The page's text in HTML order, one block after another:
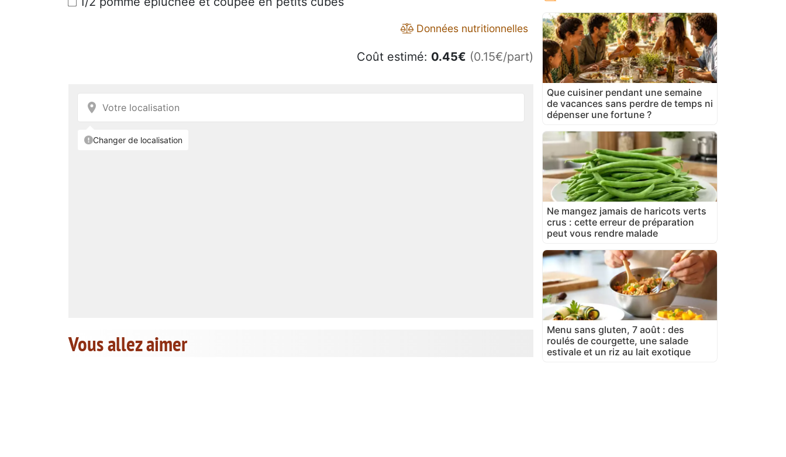
Données nutritionnelles
Coût estimé: 0.45€ (0.15€/part)
Vous allez aimer
Que cuisiner pendant une semaine
de vacances sans perdre de temps ni
dépenser une fortune ?
Ne mangez jamais de haricots verts
crus : cette erreur de préparation
peut vous rendre malade
Menu sans gluten, 7 août : des
roulés de courgette, une salade
estivale et un riz au lait exotique